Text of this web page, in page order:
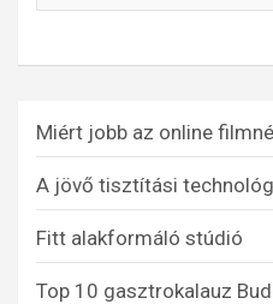
Miért jobb az online
A jövő tisztítási
Fitt alakformáló stúdió
Top 10 gasztrokalauz